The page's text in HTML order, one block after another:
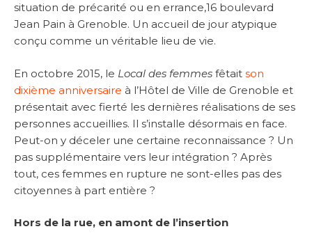
situation de précarité ou en errance,16 boulevard
Jean Pain à Grenoble. Un accueil de jour atypique
conçu comme un véritable lieu de vie.
En octobre 2015, le Local des femmes fêtait son
dixième anniversaire à l’Hôtel de Ville de Grenoble et
présentait avec fierté les dernières réalisations de ses
personnes accueillies. Il s’installe désormais en face.
Peut-on y déceler une certaine reconnaissance ? Un
pas supplémentaire vers leur intégration ? Après
tout, ces femmes en rupture ne sont-elles pas des
citoyennes à part entière ?
Hors de la rue, en amont de l’insertion